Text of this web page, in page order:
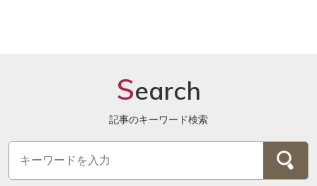
Search
記事のキーワード検索